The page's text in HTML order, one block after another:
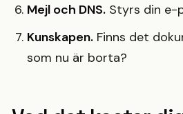
Mejl och DNS. Styrs din e-
Kunskapen. Finns det
som nu är borta?